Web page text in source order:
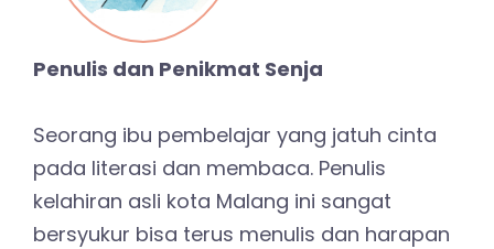
Penulis dan Penikmat Senja
Seorang ibu pembelajar yang jatuh cinta
pada literasi dan membaca. Penulis
kelahiran asli kota Malang ini sangat
bersyukur bisa terus menulis dan harapan